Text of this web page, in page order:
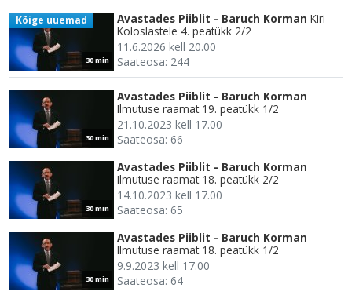
30 min
Kõige uuemad Avastades Piiblit - Baruch Korman Kiri
Koloslastele 4. peatükk 2/2
11.6.2026 kell 20.00
Saateosa: 244
30 min
Avastades Piiblit - Baruch Korman
Ilmutuse raamat 19. peatükk 1/2
21.10.2023 kell 17.00
Saateosa: 66
30 min
Avastades Piiblit - Baruch Korman
Ilmutuse raamat 18. peatükk 2/2
14.10.2023 kell 17.00
Saateosa: 65
30 min
Avastades Piiblit - Baruch Korman
Ilmutuse raamat 18. peatükk 1/2
9.9.2023 kell 17.00
Saateosa: 64